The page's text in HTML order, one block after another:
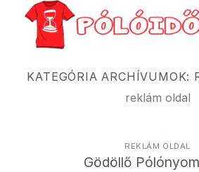
content
KATEGÓRIA ARCHÍVUMOK:
reklám oldal
REKLÁM OLDAL
Gödöllő